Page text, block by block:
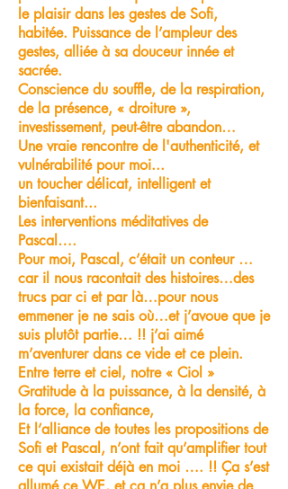
le plaisir dans les gestes de Sofi,
habitée. Puissance de l’ampleur des
gestes, alliée à sa douceur innée et
sacrée.
Conscience du souffle, de la respiration,
de la présence, « droiture »,
investissement, peut-être abandon…
Une vraie rencontre de l'authenticité, et
vulnérabilité pour moi...
un toucher délicat, intelligent et
bienfaisant...
Les interventions méditatives de
Pascal….
Pour moi, Pascal, c’était un conteur …
car il nous racontait des histoires…des
trucs par ci et par là…pour nous
emmener je ne sais où…et j’avoue que je
suis plutôt partie… !! j’ai aimé
m’aventurer dans ce vide et ce plein.
Entre terre et ciel, notre « Ciol »
Gratitude à la puissance, à la densité, à
la force, la confiance,
Et l’alliance de toutes les propositions de
Sofi et Pascal, n’ont fait qu’amplifier tout
ce qui existait déjà en moi …. !! Ça s’est